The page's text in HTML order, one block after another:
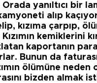
yanıltıcı bir
alıp
kızıma çarpıp,
kemiklerini
kaportanın
Bunun da
ölümüne neden
bizden almak